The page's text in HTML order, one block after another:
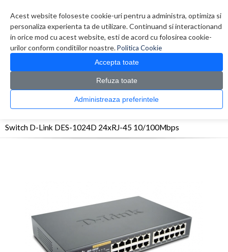
Acest website foloseste cookie-uri pentru a administra, optimiza si
personaliza experienta ta de utilizare. Continuand si interactionand
in orice mod cu acest website, esti de acord cu folosirea cookie-
urilor conform conditiilor noastre.Politica Cookie
Accepta toate
Refuza toate
Administreaza preferintele
0 produs(e)
CATALOG PRODUSE
> Switch-uri >
Switch D-Link DES-1024D 24xRJ-45
Switch D-Link DES-1024D 24xRJ-45 10/100Mbps